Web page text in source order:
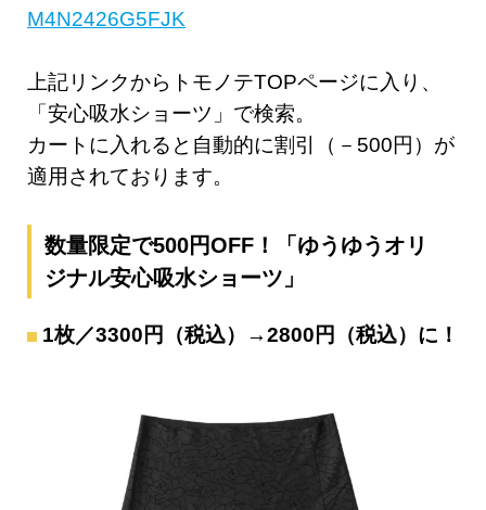
M4N2426G5FJK
上記リンクからトモノテTOPページに入り、
「安心吸水ショーツ」で検索。
カートに入れると自動的に割引（－500円）が
適用されております。
数量限定で500円OFF！「ゆうゆうオリ
ジナル安心吸水ショーツ」
1枚／3300円（税込）→2800円（税込）に！